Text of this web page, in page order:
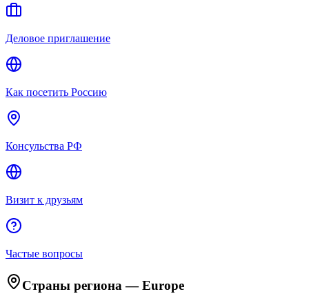
Деловое приглашение
Как посетить Россию
Консульства РФ
Визит к друзьям
Частые вопросы
Страны региона —Europe